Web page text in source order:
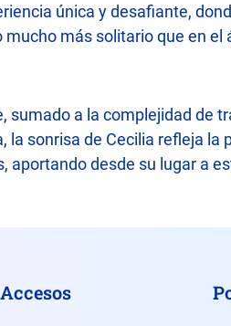
única y desafiante,
más solitario que en
a la complejidad de
la sonrisa de Cecilia refleja
desde su lugar a
Accesos